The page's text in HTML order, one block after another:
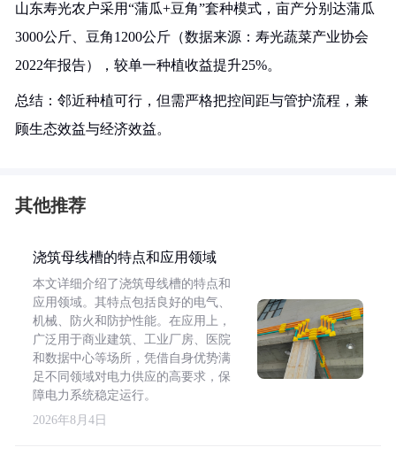
山东寿光农户采用“蒲瓜+豆角”套种模式，亩产分别达蒲瓜
3000公斤、豆角1200公斤（数据来源：寿光蔬菜产业协会
2022年报告），较单一种植收益提升25%。
总结：邻近种植可行，但需严格把控间距与管护流程，兼
顾生态效益与经济效益。
其他推荐
浇筑母线槽的特点和应用领域
本文详细介绍了浇筑母线槽的特点和
应用领域。其特点包括良好的电气、
机械、防火和防护性能。在应用上，
广泛用于商业建筑、工业厂房、医院
和数据中心等场所，凭借自身优势满
足不同领域对电力供应的高要求，保
障电力系统稳定运行。
2026年8月4日